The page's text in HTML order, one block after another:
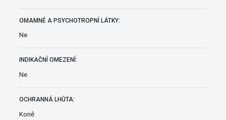
OMAMNÉ A PSYCHOTROPNÍ LÁTKY:
Ne
INDIKAČNÍ OMEZENÍ:
Ne
OCHRANNÁ LHŮTA:
Koně